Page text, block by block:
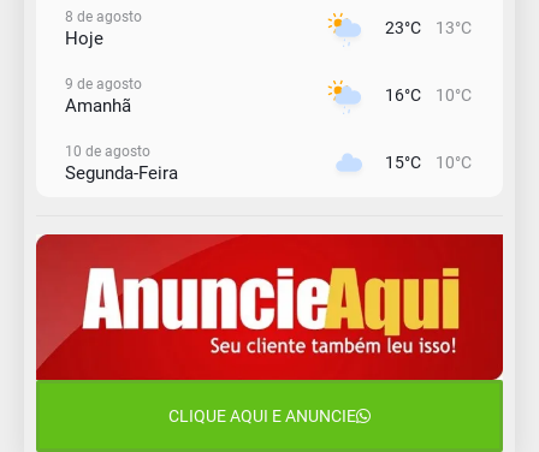
8 de agosto
Hoje 23°C 13°C
9 de agosto
Amanhã 16°C 10°C
10 de agosto
Segunda-Feira 15°C 10°C
Terça-Feira 12°C 11°C
12 de agosto
Quarta-Feira
Quinta-Feira
CLIQUE AQUI E ANUNCIE